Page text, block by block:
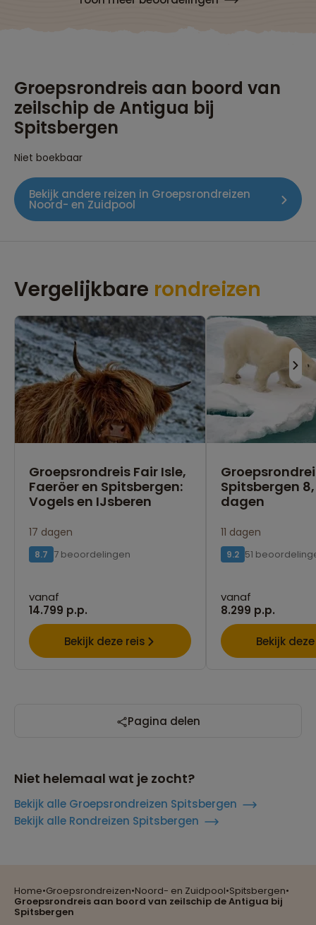
Home•Groepsrondreizen•Noord- en Zuidpool•Spitsbergen•
Groepsrondreis aan boord van zeilschip de Antigua bij
Spitsbergen
Groepsrondreis aan boord van
zeilschip de Antigua bij
Spitsbergen
Niet boekbaar
Bekijk andere reizen in Groepsrondreizen
Noord- en Zuidpool
Vergelijkbare rondreizen
Groepsrondreis Fair Isle,
Faeröer en Spitsbergen:
Vogels en IJsberen
17 dagen
8.7 7 beoordelingen
vanaf
14.799 p.p.
Bekijk deze reis
Spitsbergen 8,
dagen
11 dagen
9.2 51
vanaf
8.299 p.p.
Bekijk
Pagina delen
Niet helemaal wat je zocht?
Bekijk alle Groepsrondreizen Spitsbergen
Bekijk alle Rondreizen Spitsbergen